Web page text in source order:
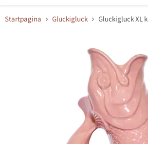
Startpagina Gluckigluck Gluckigluck XL